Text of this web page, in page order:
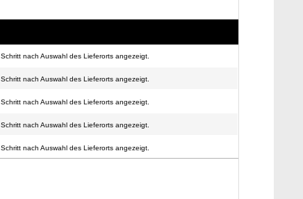
nach Auswahl des Lieferorts angezeigt.
nach Auswahl des Lieferorts angezeigt.
nach Auswahl des Lieferorts angezeigt.
nach Auswahl des Lieferorts angezeigt.
nach Auswahl des Lieferorts angezeigt.